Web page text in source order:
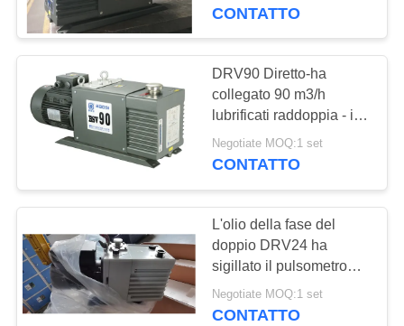
POLITICA
SULLA
PRIVACY
Pulsometro di
ripetitore
sistema del
pulsometro
4
CONTATTO
DRV90 Diretto-ha
collegato 90 m3/h
lubrificati raddoppia - il
pulsometro della fase a
basso rumore
Negotiate MOQ:1 set
CONTATTO
L'olio della fase del
doppio DRV24 ha
sigillato il pulsometro
industriale della pompa
a rotore 6 L/s
Negotiate MOQ:1 set
CONTATTO